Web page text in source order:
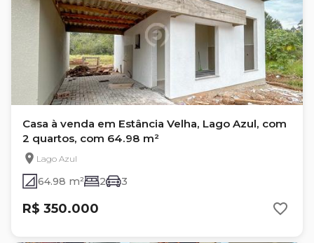
Casa à venda em Estância Velha, Lago Azul, com
2 quartos, com 64.98 m²
Lago Azul
64.98 m² 2 3
R$ 350.000